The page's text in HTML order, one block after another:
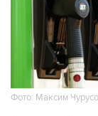
Фото: Максим